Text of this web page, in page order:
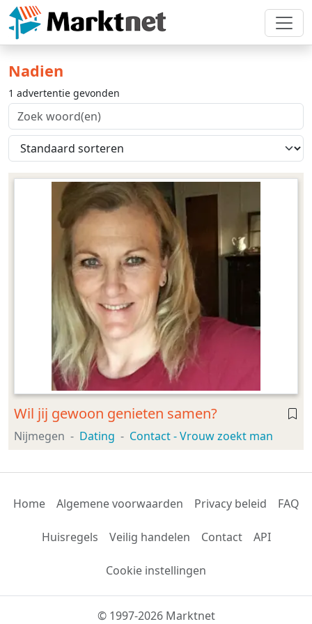
Nadien
1 advertentie gevonden
Wil jij gewoon genieten samen?
Nijmegen Dating Contact - Vrouw zoekt man
Home Algemene voorwaarden Privacy beleid FAQ
Huisregels Veilig handelen Contact API
Cookie instellingen
© 1997-2026 Marktnet